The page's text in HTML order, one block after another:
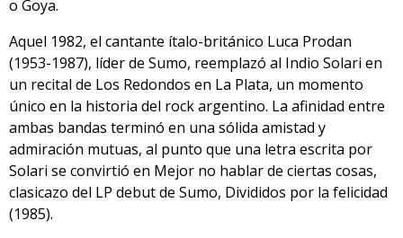
o Goya.
Aquel 1982, el cantante ítalo-británico Luca Prodan
(1953-1987), líder de Sumo, reemplazó al Indio Solari en
un recital de Los Redondos en La Plata, un momento
único en la historia del rock argentino. La afinidad entre
ambas bandas terminó en una sólida amistad y
admiración mutuas, al punto que una letra escrita por
Solari se convirtió en Mejor no hablar de ciertas cosas,
clasicazo del LP debut de Sumo, Divididos por la felicidad
(1985).